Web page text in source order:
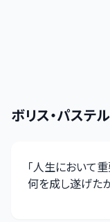
ボリス・パステ
「人生において重
何を成し遂げた